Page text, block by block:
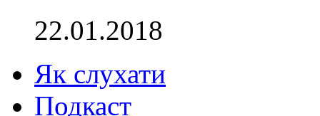
22.01.2018
Як слухати
Подкаст